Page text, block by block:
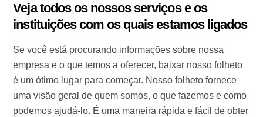
Veja todos os nossos serviços e os
instituições com os quais estamos ligados
Se você está procurando informações sobre nossa
empresa e o que temos a oferecer, baixar nosso folheto
é um ótimo lugar para começar. Nosso folheto fornece
uma visão geral de quem somos, o que fazemos e como
podemos ajudá-lo. É uma maneira rápida e fácil de obter